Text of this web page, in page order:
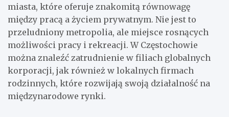
miasta, które oferuje znakomitą równowagę
między pracą a życiem prywatnym. Nie jest to
przeludniony metropolia, ale miejsce rosnących
możliwości pracy i rekreacji. W Częstochowie
można znaleźć zatrudnienie w filiach globalnych
korporacji, jak również w lokalnych firmach
rodzinnych, które rozwijają swoją działalność na
międzynarodowe rynki.